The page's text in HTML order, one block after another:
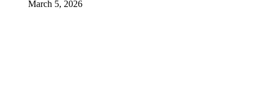
March 5, 2026